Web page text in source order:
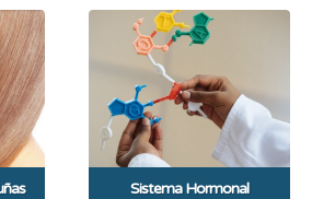
Sistema Hormonal